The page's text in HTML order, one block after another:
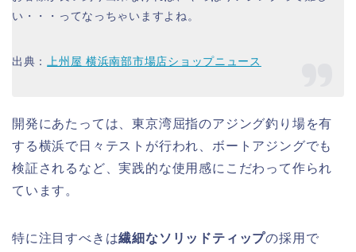
い・・・ってなっちゃいますよね。
出典： 上州屋 横浜南部市場店ショップニュース
開発にあたっては、東京湾屈指のアジング釣り場を有
する横浜で日々テストが行われ、ボートアジングでも
検証されるなど、実践的な使用感にこだわって作られ
ています。
特に注目すべきは繊細なソリッドティップの採用で